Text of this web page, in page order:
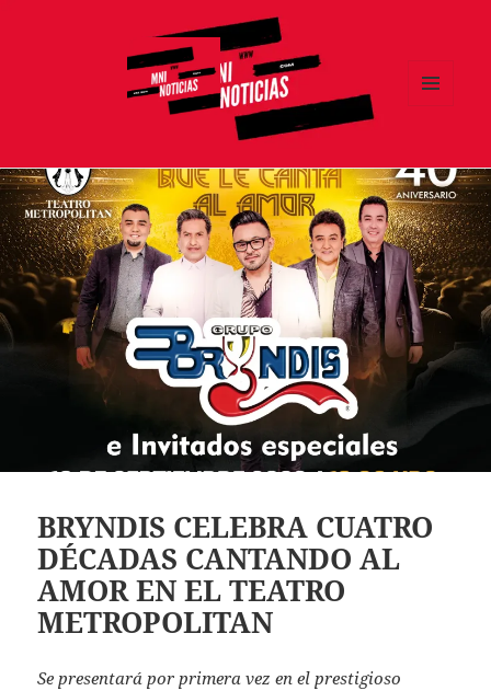
BRYNDIS CELEBRA CUATRO
DÉCADAS CANTANDO AL
AMOR EN EL TEATRO
METROPOLITAN
Se presentará por primera vez en el prestigioso